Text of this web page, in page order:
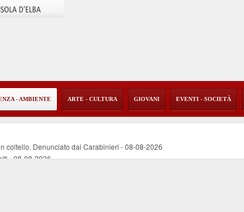
- AMBIENTE ARTE - CULTURA GIOVANI EVENTI - SOCIETÀ
coltello. Denunciato dai Carabinieri -08-08-2026
-08-08-2026
dubbio
ai lavoratori marittimi e alle aziende